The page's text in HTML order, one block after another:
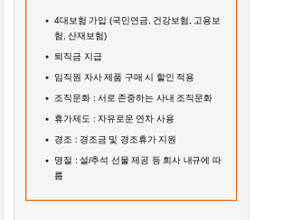
4대보험 가입 (국민연금, 건강보험, 고용보
험, 산재보험)
퇴직금 지급
임직원 자사 제품 구매 시 할인 적용
조직문화 : 서로 존중하는 사내 조직문화
휴가제도 : 자유로운 연차 사용
경조 : 경조금 및 경조휴가 지원
명절 : 설/추석 선물 제공 등 회사 내규에 따
름